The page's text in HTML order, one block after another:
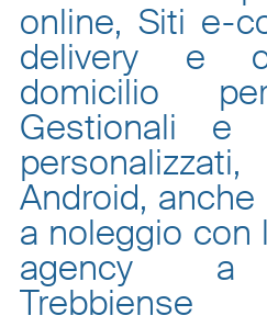
online, Siti e-
delivery e
domicilio
Gestionali e
Android,
a noleggio con
agency a
Trebbiense